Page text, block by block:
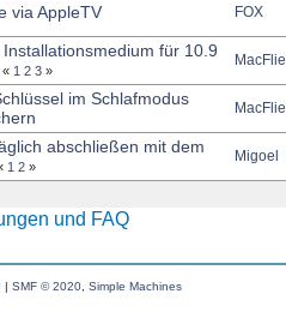
via AppleTV FOX
für 10.9
« 1 2 3 »
im Schlafmodus
abschließen mit dem
1 2 »
Migoel
und FAQ
SMF © 2020, Simple Machines